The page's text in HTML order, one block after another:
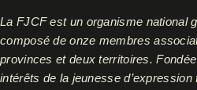
La FJCF est un organisme national
composé de onze membres
provinces et deux territoires.
intérêts de la jeunesse